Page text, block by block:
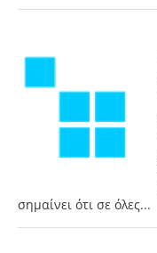
σημαίνει ότι σε όλες...